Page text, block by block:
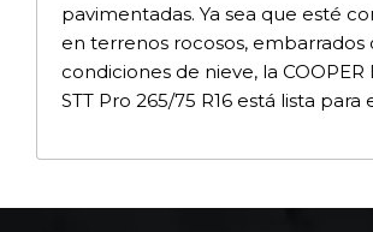
pavimentadas. Ya sea que esté
en terrenos rocosos, embarrados
condiciones de nieve, la
STT Pro 265/75 R16 está lista para